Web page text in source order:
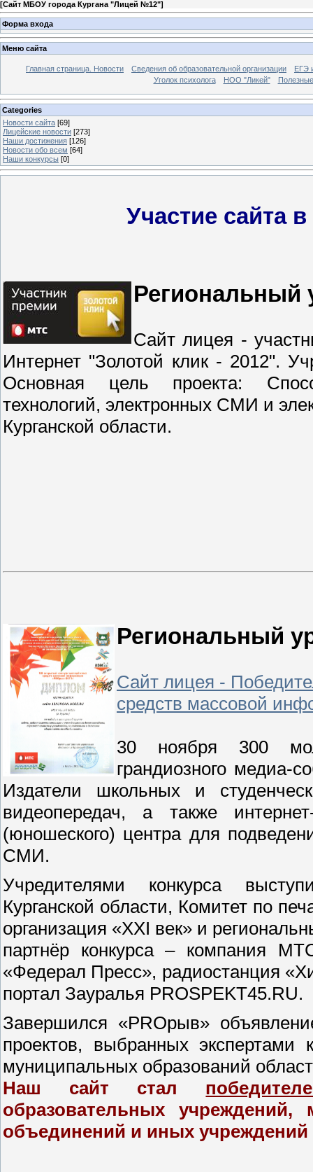
[Сайт МБОУ города Кургана "Лицей №12"]
Форма входа
Меню сайта
Главная страница. Новости Сведения об образовательной организации
ЕГЭ
Уголок психолога
НОО "Ликей"
Categories
Новости сайта [69]
Лицейские новости [273]
Наши достижения [126]
Новости обо всем [64]
Наши конкурсы [0]
Участие сайта
Региональный
Сайт лицея -
Интернет "Золотой клик - 2012".
Основная цель проекта:
технологий, электронных СМИ и
Курганской области.
Региональный
Сайт лицея -
средств массовой
30 ноября 300
грандиозного медиа-
Издатели школьных и
видеопередач, а также
(юношеского) центра для
СМИ.
Учредителями конкурса
Курганской области, Комитет по
организация «XXI век» и
партнёр конкурса – компания
«Федерал Пресс», радиостанция
портал Зауралья PROSPEKT45.RU.
Завершился «PROрыв»
проектов, выбранных
муниципальных образований
Наш сайт стал
образовательных
объединений и иных учреждений